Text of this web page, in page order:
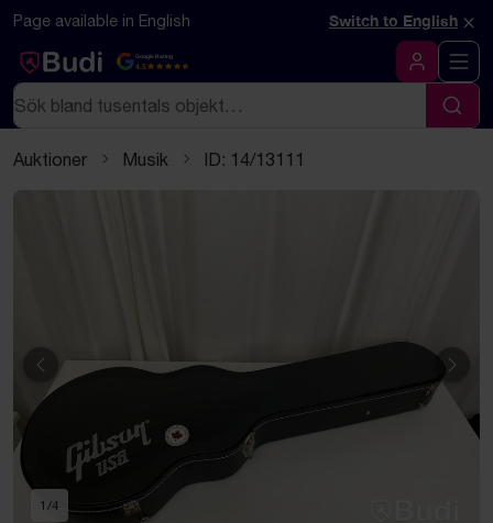
Hoppa till innehåll
Textbaserad (markdown) version av denna sida
Page available in English Switch to English ×
Google Rating
4.5
Logga in
Sök
Sök
Auktioner Musik ID: 14/13111
Föregående
1 /4